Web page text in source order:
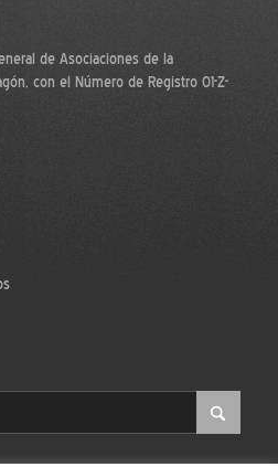
de Asociaciones de la
con el Número de Registro 01-Z-